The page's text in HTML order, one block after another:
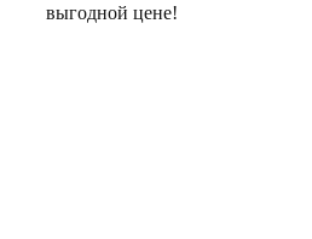
выгодной цене!